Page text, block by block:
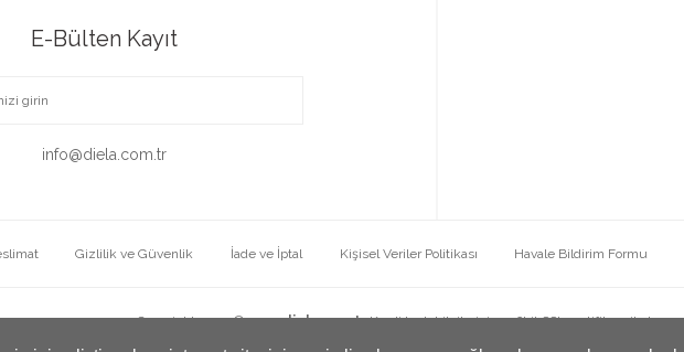
E-Bülten Kayıt
info@diela.com.tr
Gizlilik ve Güvenlik İade ve İptal Kişisel Veriler Politikası Havale Bildirim Formu
Copyright 2022 ©www.diela.com.trKredi kartı bilgileriniz 256bit SSL sertifikası ile